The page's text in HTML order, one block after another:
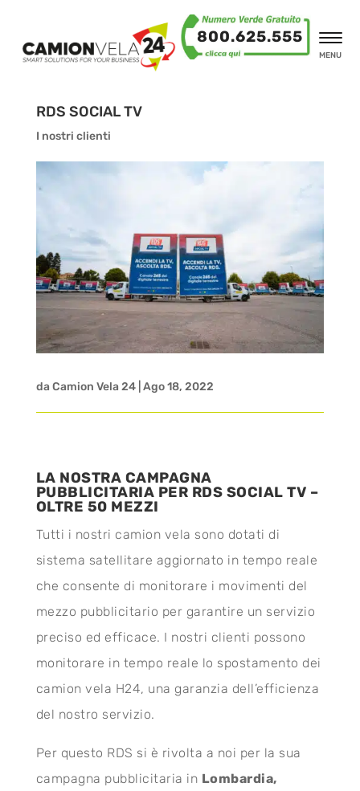
800.625.555
MENU
RDS SOCIAL TV
I nostri clienti
da Camion Vela 24| Ago 18, 2022
LA NOSTRA CAMPAGNA
PUBBLICITARIA PER RDS SOCIAL TV –
OLTRE 50 MEZZI
Tutti i nostri camion vela sono dotati di
sistema satellitare aggiornato in tempo reale
che consente di monitorare i movimenti del
mezzo pubblicitario per garantire un servizio
preciso ed efficace. I nostri clienti possono
monitorare in tempo reale lo spostamento dei
camion vela H24, una garanzia dell’efficienza
del nostro servizio.
Per questo RDS si è rivolta a noi per la sua
campagna pubblicitaria in Lombardia,